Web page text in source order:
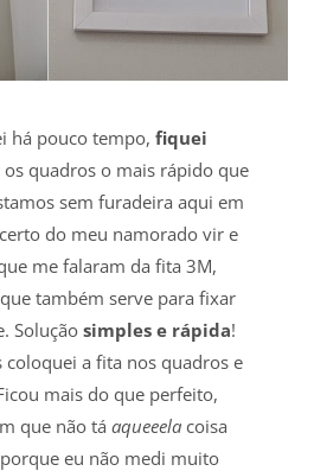
há pouco tempo, fiquei
os quadros o mais rápido que
sem furadeira aqui em
do meu namorado vir e
me falaram da fita 3M,
também serve para fixar
Solução simples e rápida!
coloquei a fita nos quadros e
mais do que perfeito,
que não tá aqueeelacoisa
eu não medi muito